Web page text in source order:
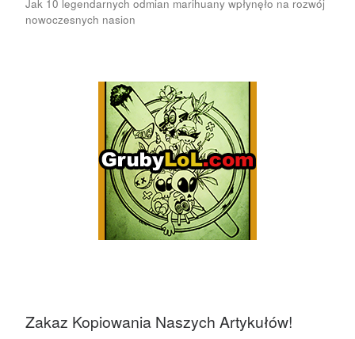
Jak 10 legendarnych odmian marihuany wpłynęło na rozwój
nowoczesnych nasion
Zakaz Kopiowania Naszych Artykułów!